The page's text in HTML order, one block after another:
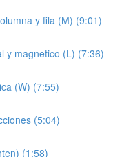
y fila (M) (9:01)
y magnetico (L) (7:36)
(W) (7:55)
(5:04)
(1:58)